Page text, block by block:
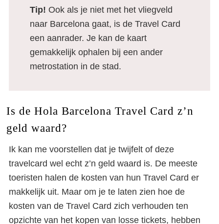
Tip! Ook als je niet met het vliegveld
naar Barcelona gaat, is de Travel Card
een aanrader. Je kan de kaart
gemakkelijk ophalen bij een ander
metrostation in de stad.
Is de Hola Barcelona Travel Card z’n
geld waard?
Ik kan me voorstellen dat je twijfelt of deze
travelcard wel echt z’n geld waard is. De meeste
toeristen halen de kosten van hun Travel Card er
makkelijk uit. Maar om je te laten zien hoe de
kosten van de Travel Card zich verhouden ten
opzichte van het kopen van losse tickets, hebben